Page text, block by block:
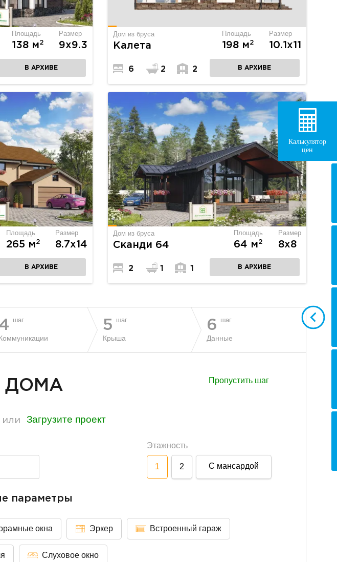
Площадь
138 м2
Размер
9х9.3
В АРХИВЕ
Дом из бруса
Калета
Площадь
198 м2
Размер
10.1х11
6 2 2 В АРХИВЕ
Площадь
265 м2
Размер
8.7х14
В АРХИВЕ
Дом из бруса
Сканди 64
Площадь
64 м2
Размер
8х8
2 1 1 В АРХИВЕ
шаг 5 шаг
Крыша
6 шаг
Данные
ДОМА Пропустить шаг
или Загрузите проект
Этажность
1 2 С мансардой
параметры
окна Эркер Встроенный гараж
Слуховое окно
Калькулятор
цен